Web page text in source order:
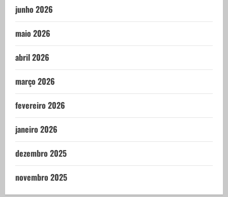
junho 2026
maio 2026
abril 2026
março 2026
fevereiro 2026
janeiro 2026
dezembro 2025
novembro 2025